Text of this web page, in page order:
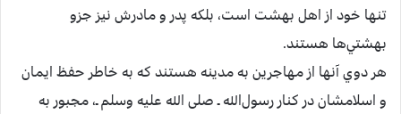
تنها خود از اهل‌ بهشت‌ است‌، بلكه‌ پدر و مادرش‌ نيز جزو
بهشتي‌ها هستند.
هر دوي‌ آنها از مهاجرين‌ به‌ مدينه‌ هستند كه‌ به‌ خاطر حفظ‌ ايمان‌
و اسلامشان‌ در كنار رسول‌الله ـ صلی الله علیه وسلم ـ، مجبور به‌